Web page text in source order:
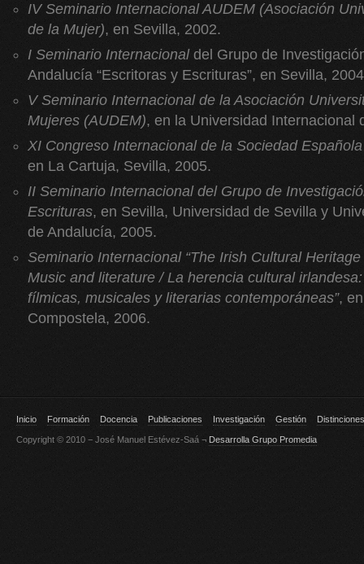
IV Seminario Internacional AUDEM (Asociación
de la Mujer), en Sevilla, 2002.
I Seminario Internacionaldel Grupo de
Andalucía “Escritoras y Escrituras”, en Sevilla,
V Seminario Internacional de la Asociación
Mujeres (AUDEM), en la Universidad Internacional
XI Congreso Internacional de la Sociedad
en La Cartuja, Sevilla, 2005.
II Seminario Internacional del Grupo de
Escrituras, en Sevilla, Universidad de Sevilla y
de Andalucía, 2005.
Seminario Internacional “The Irish Cultural
Music and literature / La herencia cultural
fílmicas, musicales y literarias contemporáneas”,
Compostela, 2006.
Inicio Formación Docencia Publicaciones Investigación Gestión Distinciones
Copyright © 2010 − José Manuel Estévez-Saá ¬ Desarrolla Grupo Promedia